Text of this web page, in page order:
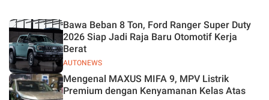
AUTONEWS
Bawa Beban 8 Ton, Ford Ranger Super Duty
2026 Siap Jadi Raja Baru Otomotif Kerja
Berat
Mengenal MAXUS MIFA 9, MPV Listrik
Premium dengan Kenyamanan Kelas Atas